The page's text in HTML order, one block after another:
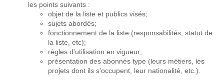
les points suivants :
objet de la liste et publics visés;
sujets abordés;
fonctionnement de la liste (responsabilités, statut de
la liste, etc);
règles d'utilisation en vigueur;
présentation des abonnés type (leurs métiers, les
projets dont ils s'occupent, leur nationalité, etc.).